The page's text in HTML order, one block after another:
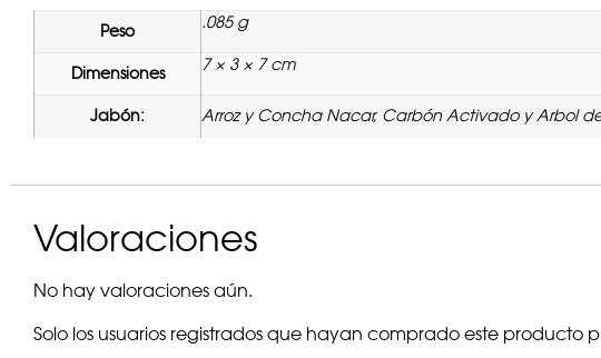
Peso .085 g
Dimensiones 7 × 3 × 7 cm
Jabón: Arroz y Concha Nacar, Carbón Activado y Arbol
Valoraciones
No hay valoraciones aún.
Solo los usuarios registrados que hayan comprado este producto